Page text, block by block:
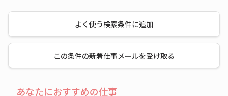
よく使う検索条件に追加
この条件の新着仕事メールを受け取る
あなたにおすすめの仕事